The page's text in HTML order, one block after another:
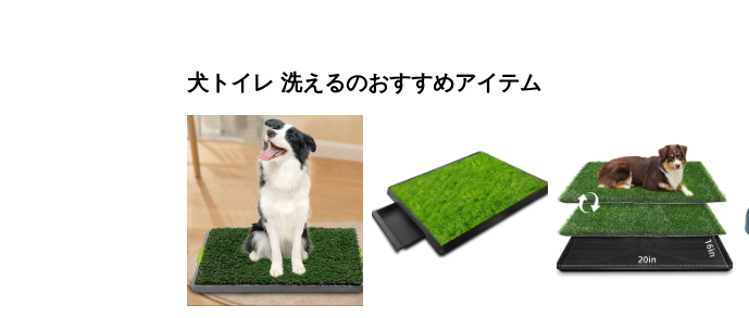
犬トイレ 洗えるのおすすめアイテム